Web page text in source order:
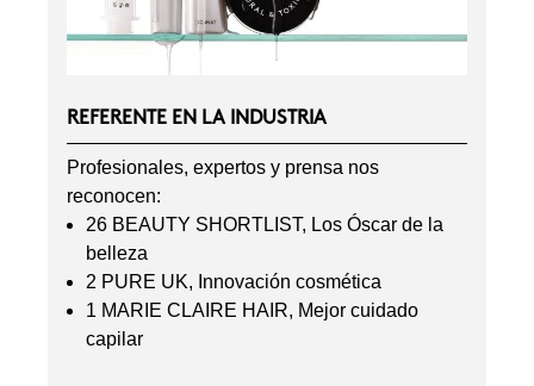
REFERENTE EN LA INDUSTRIA
Profesionales, expertos y prensa nos
reconocen:
26 BEAUTY SHORTLIST, Los Óscar de la
belleza
2 PURE UK, Innovación cosmética
1 MARIE CLAIRE HAIR, Mejor cuidado
capilar